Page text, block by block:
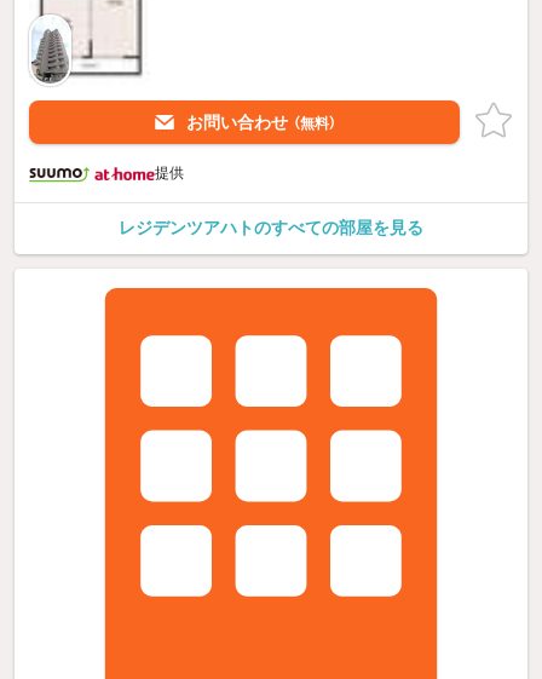
お問い合わせ （無料）
提供
レジデンツアハトのすべての部屋を見る